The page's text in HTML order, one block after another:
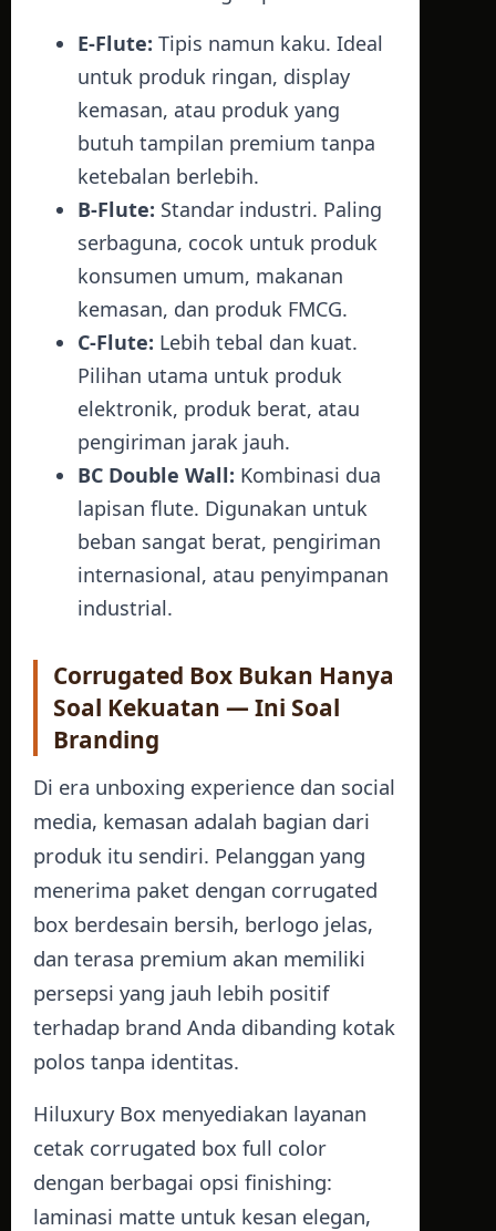
E-Flute: Tipis namun kaku. Ideal
untuk produk ringan, display
kemasan, atau produk yang
butuh tampilan premium tanpa
ketebalan berlebih.
B-Flute: Standar industri. Paling
serbaguna, cocok untuk produk
konsumen umum, makanan
kemasan, dan produk FMCG.
C-Flute: Lebih tebal dan kuat.
Pilihan utama untuk produk
elektronik, produk berat, atau
pengiriman jarak jauh.
BC Double Wall: Kombinasi dua
lapisan flute. Digunakan untuk
beban sangat berat, pengiriman
internasional, atau penyimpanan
industrial.
Corrugated Box Bukan Hanya
Soal Kekuatan — Ini Soal
Branding
Di era unboxing experience dan social
media, kemasan adalah bagian dari
produk itu sendiri. Pelanggan yang
menerima paket dengan corrugated
box berdesain bersih, berlogo jelas,
dan terasa premium akan memiliki
persepsi yang jauh lebih positif
terhadap brand Anda dibanding kotak
polos tanpa identitas.
Hiluxury Box menyediakan layanan
cetak corrugated box full color
dengan berbagai opsi finishing:
laminasi matte untuk kesan elegan,